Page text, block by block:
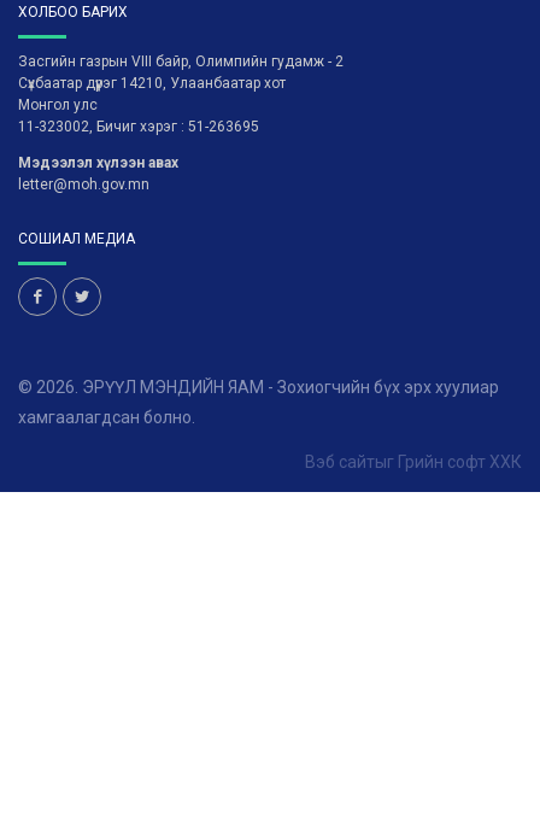
ХОЛБОО БАРИХ
Засгийн газрын VIII байр, Олимпийн гудамж - 2
Сүхбаатар дүүрэг 14210, Улаанбаатар хот
Монгол улс
11-323002, Бичиг хэрэг : 51-263695
Мэдээлэл хүлээн авах
letter@moh.gov.mn
СОШИАЛ МЕДИА
© 2026. ЭРҮҮЛ МЭНДИЙН ЯАМ - Зохиогчийн бүх эрх хуулиар
хамгаалагдсан болно.
Вэб сайтыг Грийн софт ХХК